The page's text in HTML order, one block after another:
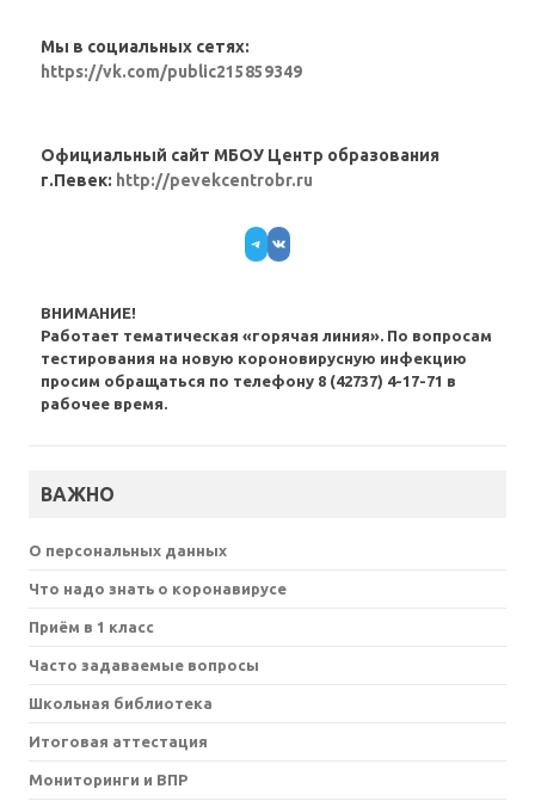
Мы в социальных сетях:
https://vk.com/public215859349
Официальный сайт МБОУ Центр образования
г.Певек: http://pevekcentrobr.ru
Telegram
VK
ВНИМАНИЕ!
Работает тематическая «горячая линия». По вопросам
тестирования на новую короновирусную инфекцию
просим обращаться по телефону 8 (42737) 4-17-71 в
рабочее время.
ВАЖНО
О персональных данных
Что надо знать о коронавирусе
Приём в 1 класс
Часто задаваемые вопросы
Школьная библиотека
Итоговая аттестация
Мониторинги и ВПР